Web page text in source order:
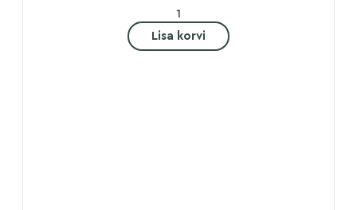
Lisa korvi